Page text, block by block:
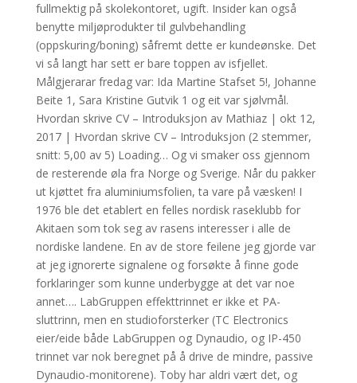
fullmektig på skolekontoret, ugift. Insider kan også
benytte miljøprodukter til gulvbehandling
(oppskuring/boning) såfremt dette er kundeønske. Det
vi så langt har sett er bare toppen av isfjellet.
Målgjerarar fredag var: Ida Martine Stafset 5!, Johanne
Beite 1, Sara Kristine Gutvik 1 og eit var sjølvmål.
Hvordan skrive CV – Introduksjon av Mathiaz | okt 12,
2017 | Hvordan skrive CV – Introduksjon (2 stemmer,
snitt: 5,00 av 5) Loading… Og vi smaker oss gjennom
de resterende øla fra Norge og Sverige. Når du pakker
ut kjøttet fra aluminiumsfolien, ta vare på væsken! I
1976 ble det etablert en felles nordisk raseklubb for
Akitaen som tok seg av rasens interesser i alle de
nordiske landene. En av de store feilene jeg gjorde var
at jeg ignorerte signalene og forsøkte å finne gode
forklaringer som kunne underbygge at det var noe
annet…. LabGruppen effekttrinnet er ikke et PA-
sluttrinn, men en studioforsterker (TC Electronics
eier/eide både LabGruppen og Dynaudio, og IP-450
trinnet var nok beregnet på å drive de mindre, passive
Dynaudio-monitorene). Toby har aldri vært det, og